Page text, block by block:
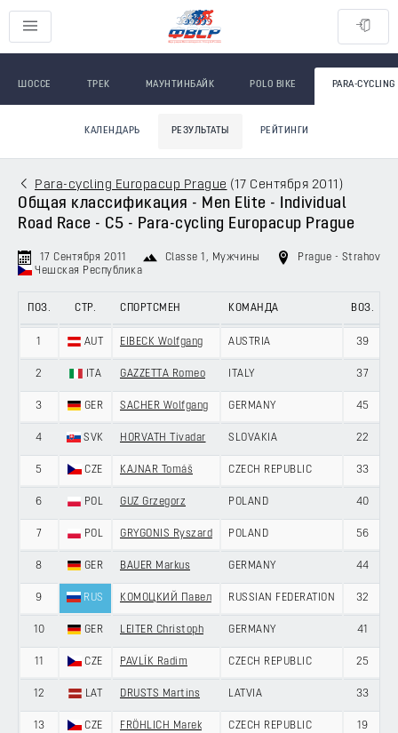
ШОССЕ ТРЕК МАУНТИНБАЙК POLO BIKE PARA-CYCLING
КАЛЕНДАРЬ РЕЗУЛЬТАТЫ РЕЙТИНГИ
Para-cycling Europacup Prague (17 Сентября 2011 )
Общая классификация - Men Elite - Individual
Road Race - C5 - Para-cycling Europacup Prague
17 Сентября 2011 Classe 1 , Мужчины
Prague - Strahov
Чешская Республика
ПОЗ. СТР. СПОРТСМЕН КОМАНДА ВОЗ.
1 AUT EIBECK Wolfgang AUSTRIA 39
2 ITA GAZZETTA Romeo ITALY 37
3 GER SACHER Wolfgang GERMANY 45
4 SVK HORVATH Tivadar SLOVAKIA 22
5 CZE KAJNAR Tomáš CZECH REPUBLIC 33
6 POL GUZ Grzegorz POLAND 40
7 POL GRYGONIS Ryszard POLAND 56
8 GER BAUER Markus GERMANY 44
9 RUS КОМОЦКИЙ Павел RUSSIAN FEDERATION 32
10 GER LEITER Christoph GERMANY 41
11 CZE PAVLÍK Radim CZECH REPUBLIC 25
12 LAT DRUSTS Martins LATVIA 33
13 CZE FRÖHLICH Marek CZECH REPUBLIC 19